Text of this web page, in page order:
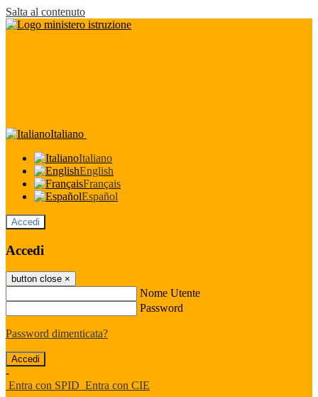
Salta al contenuto
Italiano
Italiano
English
Français
Español
Accedi
Accedi
button close ×
Nome Utente
Password
Password dimenticata?
-
Entra con SPID Entra con CIE